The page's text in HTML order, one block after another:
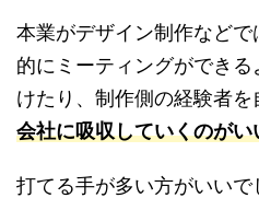
本業がデザイン制作など
的にミーティングができ
けたり、制作側の経験者を
会社に吸収していくのがい
打てる手が多い方がいい